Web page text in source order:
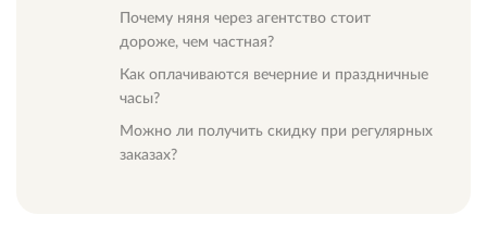
Почему няня через агентство стоит
дороже, чем частная?
Как оплачиваются вечерние и праздничные
часы?
Можно ли получить скидку при регулярных
заказах?